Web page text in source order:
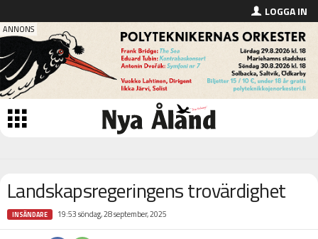
LOGGA IN
Landskapsregeringens trovärdighet
INSÄNDARE 19:53 söndag, 28 september, 2025